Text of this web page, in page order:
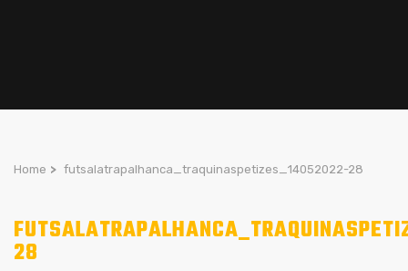
Home > futsalatrapalhanca_traquinaspetizes_14052022-28
28